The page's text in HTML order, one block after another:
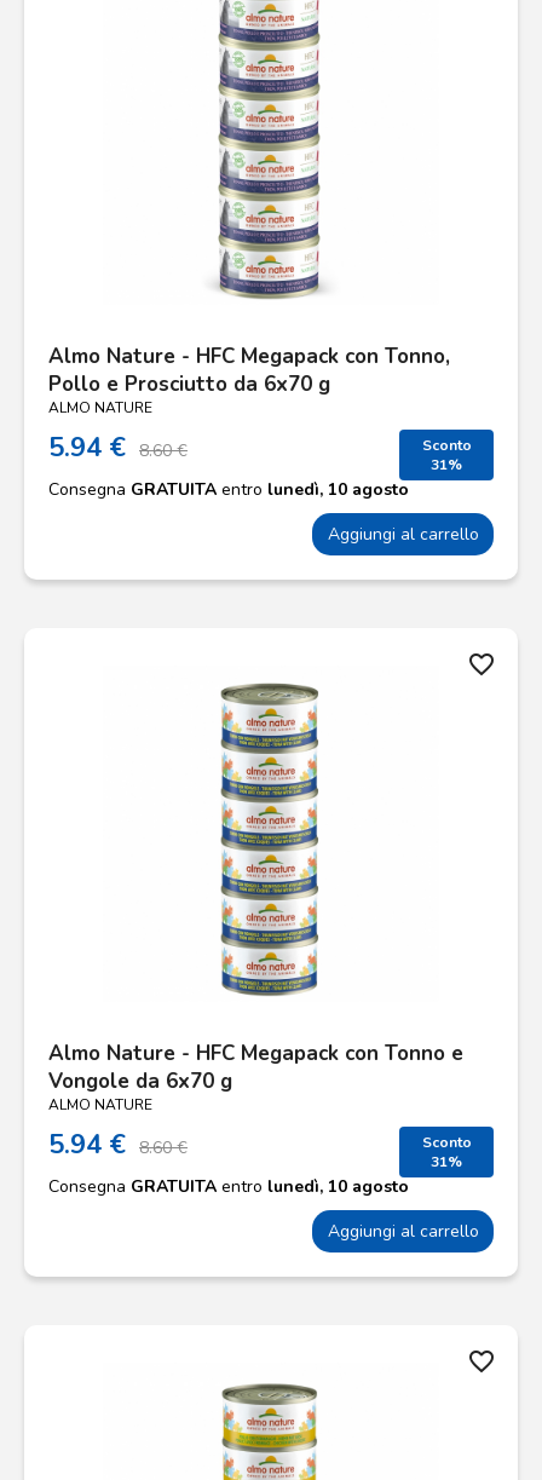
Almo Nature - HFC Megapack con Tonno,
Pollo e Prosciutto da 6x70 g
ALMO NATURE
5.94 € 8.60 €
Sconto
31%
Consegna GRATUITA entro lunedì, 10 agosto
Aggiungi al carrello
favorite_border
Almo Nature - HFC Megapack con Tonno e
Vongole da 6x70 g
ALMO NATURE
5.94 € 8.60 €
Sconto
31%
Consegna GRATUITA entro lunedì, 10 agosto
Aggiungi al carrello
favorite_border